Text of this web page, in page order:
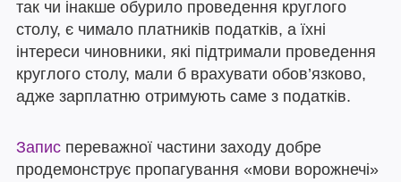
так чи інакше обурило проведення круглого
столу, є чимало платників податків, а їхні
інтереси чиновники, які підтримали проведення
круглого столу, мали б врахувати обов’язково,
адже зарплатню отримують саме з податків.
Запис переважної частини заходу добре
продемонструє пропагування «мови ворожнечі»